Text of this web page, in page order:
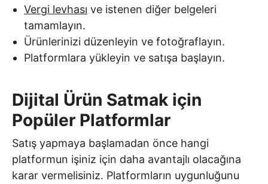
Vergi levhası ve istenen diğer belgeleri
tamamlayın.
Ürünlerinizi düzenleyin ve fotoğraflayın.
Platformlara yükleyin ve satışa başlayın.
Dijital Ürün Satmak için
Popüler Platformlar
Satış yapmaya başlamadan önce hangi
platformun işiniz için daha avantajlı olacağına
karar vermelisiniz. Platformların uygunluğunu